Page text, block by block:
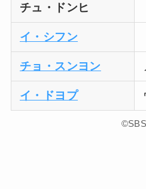
チュ・ドンヒ
イ・シフン
チョ・スンヨン
イ・ドヨプ
©SBS